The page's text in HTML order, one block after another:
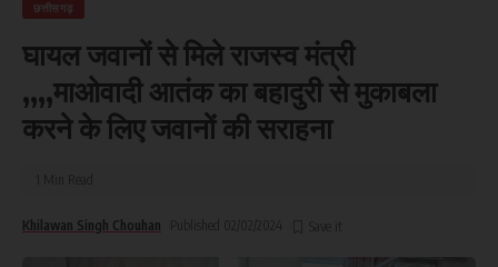
छत्तीसगढ़
घायल जवानों से मिले राजस्व मंत्री
,,,,माओवादी आतंक का बहादुरी से मुकाबला
करने के लिए जवानों की सराहना
Khilawan Singh Chouhan